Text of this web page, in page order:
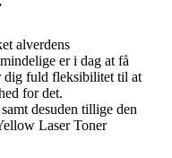
alverdens
er i dag at få
dig fuld fleksibilitet til at
for det.
desuden tillige den
Laser Toner